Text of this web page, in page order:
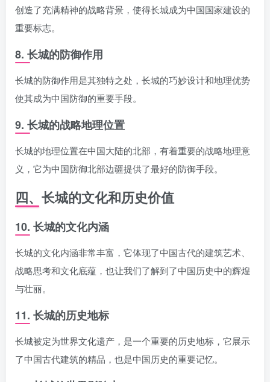
创造了充满精神的战略背景，使得长城成为中国国家建设的
重要标志。
8. 长城的防御作用
长城的防御作用是其独特之处，长城的巧妙设计和地理优势
使其成为中国防御的重要手段。
9. 长城的战略地理位置
长城的地理位置在中国大陆的北部，有着重要的战略地理意
义，它为中国防御北部边疆提供了最好的防御手段。
四、长城的文化和历史价值
10. 长城的文化内涵
长城的文化内涵非常丰富，它体现了中国古代的建筑艺术、
战略思考和文化底蕴，也让我们了解到了中国历史中的辉煌
与壮丽。
11. 长城的历史地标
长城被定为世界文化遗产，是一个重要的历史地标，它展示
了中国古代建筑的精品，也是中国历史的重要记忆。